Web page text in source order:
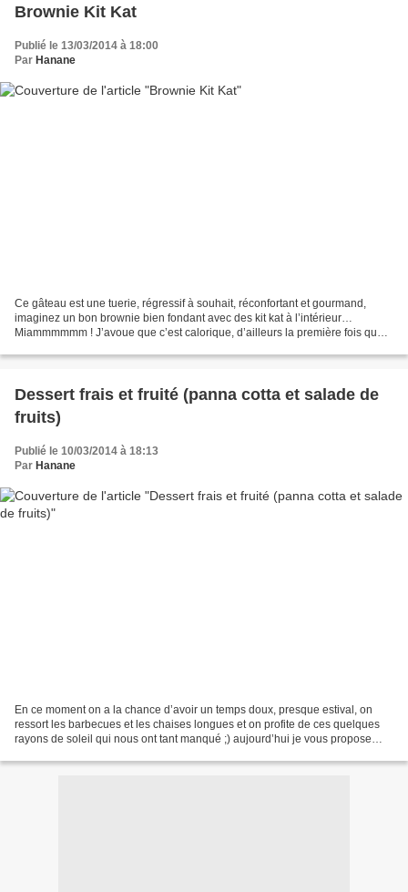
Brownie Kit Kat
Publié le 13/03/2014 à 18:00
Par Hanane
Ce gâteau est une tuerie, régressif à souhait, réconfortant et gourmand,
imaginez un bon brownie bien fondant avec des kit kat à l’intérieur…
Miammmmmm ! J’avoue que c’est calorique, d’ailleurs la première fois que
Dessert frais et fruité (panna cotta et salade de
fruits)
Publié le 10/03/2014 à 18:13
Par Hanane
En ce moment on a la chance d’avoir un temps doux, presque estival, on
ressort les barbecues et les chaises longues et on profite de ces quelques
rayons de soleil qui nous ont tant manqué ;) aujourd’hui je vous propose